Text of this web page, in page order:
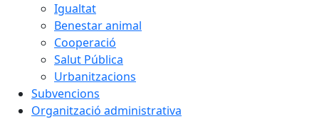
Igualtat
Benestar animal
Cooperació
Salut Pública
Urbanitzacions
Subvencions
Organització administrativa